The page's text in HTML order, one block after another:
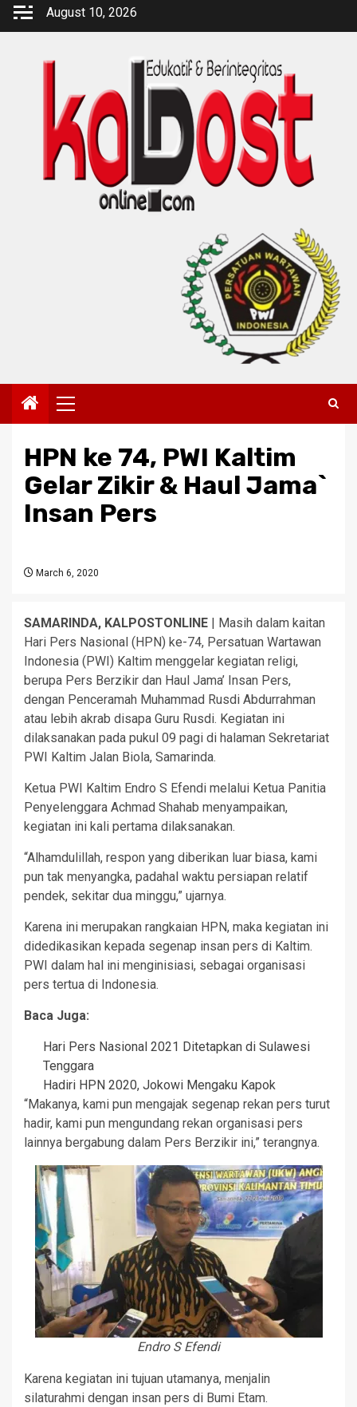
Skip
August 10, 2026
Primary
Menu
HPN ke 74, PWI Kaltim
Gelar Zikir & Haul Jama`
Insan Pers
March 6, 2020
SAMARINDA, KALPOSTONLINE | Masih dalam kaitan
Hari Pers Nasional (HPN) ke-74, Persatuan Wartawan
Indonesia (PWI) Kaltim menggelar kegiatan religi,
berupa Pers Berzikir dan Haul Jama’ Insan Pers,
dengan Penceramah Muhammad Rusdi Abdurrahman
atau lebih akrab disapa Guru Rusdi. Kegiatan ini
dilaksanakan pada pukul 09 pagi di halaman Sekretariat
PWI Kaltim Jalan Biola, Samarinda.
Ketua PWI Kaltim Endro S Efendi melalui Ketua Panitia
Penyelenggara Achmad Shahab menyampaikan,
kegiatan ini kali pertama dilaksanakan.
“Alhamdulillah, respon yang diberikan luar biasa, kami
pun tak menyangka, padahal waktu persiapan relatif
pendek, sekitar dua minggu,” ujarnya.
Karena ini merupakan rangkaian HPN, maka kegiatan ini
didedikasikan kepada segenap insan pers di Kaltim.
PWI dalam hal ini menginisiasi, sebagai organisasi
pers tertua di Indonesia.
Baca Juga:
Hari Pers Nasional 2021 Ditetapkan di Sulawesi
Tenggara
Hadiri HPN 2020, Jokowi Mengaku Kapok
“Makanya, kami pun mengajak segenap rekan pers turut
hadir, kami pun mengundang rekan organisasi pers
lainnya bergabung dalam Pers Berzikir ini,” terangnya.
Endro S Efendi
Karena kegiatan ini tujuan utamanya, menjalin
silaturahmi dengan insan pers di Bumi Etam.